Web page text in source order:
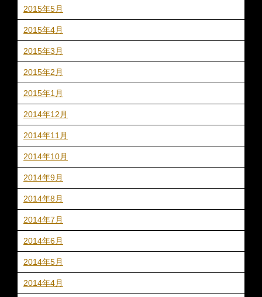
2015年5月
2015年4月
2015年3月
2015年2月
2015年1月
2014年12月
2014年11月
2014年10月
2014年9月
2014年8月
2014年7月
2014年6月
2014年5月
2014年4月